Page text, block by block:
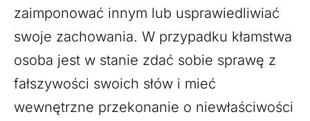
zaimponować innym lub usprawiedliwiać
swoje zachowania. W przypadku kłamstwa
osoba jest w stanie zdać sobie sprawę z
fałszywości swoich słów i mieć
wewnętrzne przekonanie o niewłaściwości